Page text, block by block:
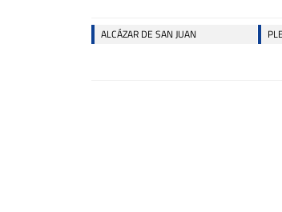
ALCÁZAR DE SAN JUAN